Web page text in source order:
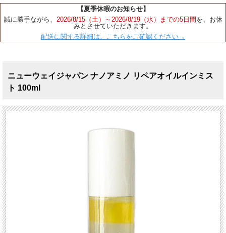
【夏季休暇のお知らせ】
誠に勝手ながら、 2026/8/15（土）～2026/8/19（水）までの5日間 を、お休
みとさせていただきます。
配送に関する詳細は、こちらをご確認ください→
ニューウェイジャパン ナノアミノ リペアオイルインミス
ト 100ml